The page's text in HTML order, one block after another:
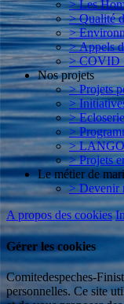
> Les
> Qualité
>
> Appels
> COVID
Nos projets
> Projets
>
>
>
>
> Projets
Le métier de
> Devenir
A propos des cookies
Gérer les cookies
Comitedespeches-
personnelles. Ce site